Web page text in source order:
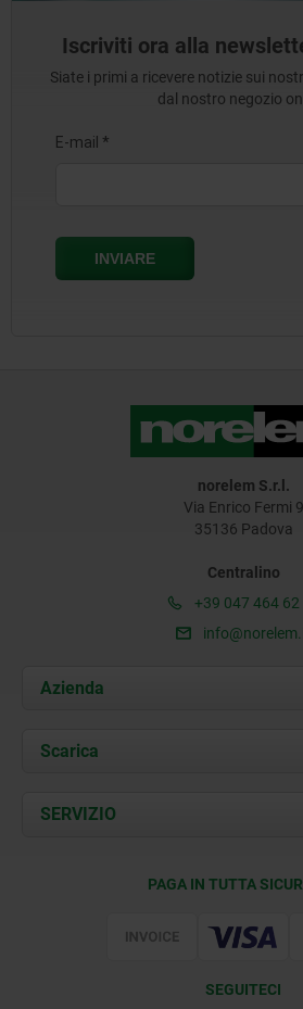
Iscriviti ora alla
Siate i primi a ricevere notizie sui
dal nostro negozio
norelem S.r.l.
Via Enrico Fermi 9
35136 Padova
Centralino
+39 047 464 62
Azienda
Chi siamo
Contatti
Scarica
Documents
SERVIZIO
PAGA IN TUTTA
SEGUITECI